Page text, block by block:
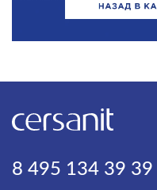
8 495 134 39 39